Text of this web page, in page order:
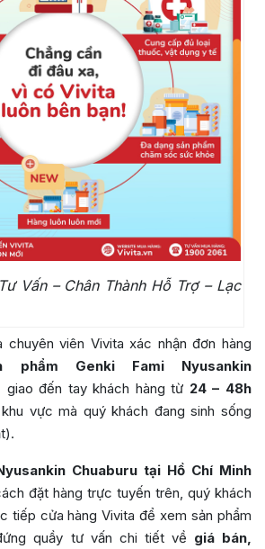
Vấn – Chân Thành Hỗ Trợ – Lạc
chuyên viên Vivita xác nhận đơn hàng
phẩm Genki Fami Nyusankin
giao đến tay khách hàng từ 24 – 48h
vực mà quý khách đang sinh sống
Chuaburu tại Hồ Chí Minh
đặt hàng trực tuyến trên, quý khách
tiếp cửa hàng Vivita để xem sản phẩm
quầy tư vấn chi tiết về giá bán,